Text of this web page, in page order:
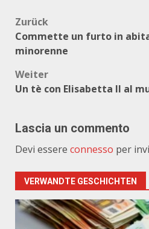
Zurück
Commette un furto in
minorenne
Weiter
Un tè con Elisabetta II al
Lascia un commento
Devi essere connesso per
VERWANDTE GESCHICHTEN